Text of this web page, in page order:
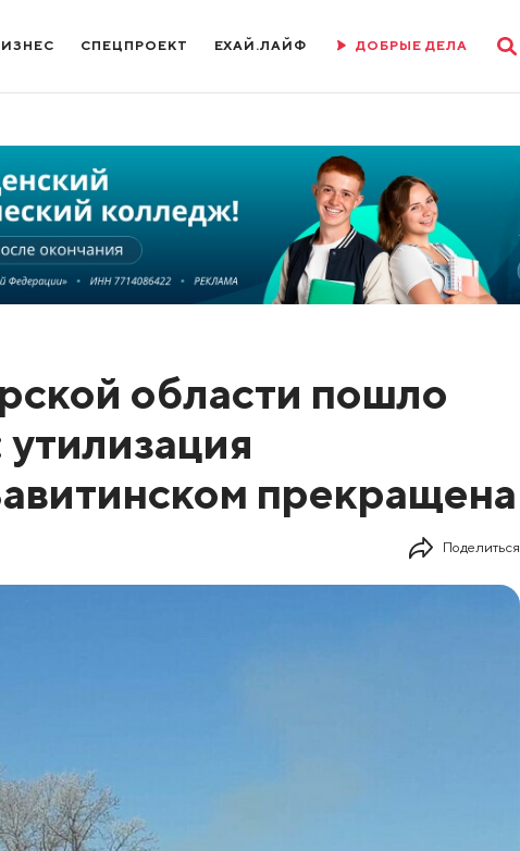
СПЕЦПРОЕКТ ЕХАЙ.ЛАЙФ ДОБРЫЕ ДЕЛА
области пошло
прекращена
Поделиться